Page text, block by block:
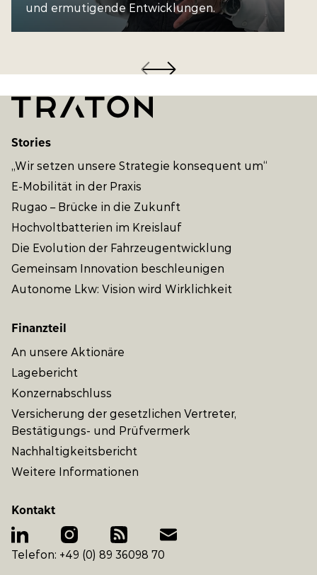
und ermutigende Entwicklungen.
Stories
„Wir setzen unsere Strategie konsequent um“
E-Mobilität in der Praxis
Rugao – Brücke in die Zukunft
Hochvoltbatterien im Kreislauf
Die Evolution der Fahrzeugentwicklung
Gemeinsam Innovation beschleunigen
Autonome Lkw: Vision wird Wirklichkeit
Finanzteil
An unsere Aktionäre
Lagebericht
Konzernabschluss
Versicherung der gesetzlichen Vertreter,
Bestätigungs- und Prüfvermerk
Nachhaltigkeitsbericht
Weitere Informationen
Kontakt
Telefon: +49 (0) 89 36098 70